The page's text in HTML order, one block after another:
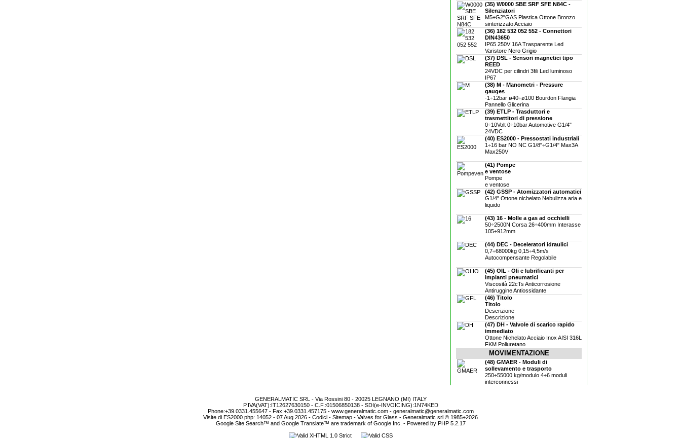
(35) W0000 SBE SRF SFE N84C -
Silenziatori
M5÷G2"GAS Plastica Ottone Bronzo
sinterizzato Acciaio
(36) 182 532 052 552 - Connettori
DIN43650
IP65 250V 16A Trasparente Led
Varistore Nero Grigio
(37) DSL - Sensori magnetici tipo
REED
24VDC per cilindri 3fili Led luminoso
IP67
(38) M - Manometri - Pressure
gauges
-1÷12bar ø40÷ø100 Bourdon Flangia
Pannello Glicerina
(39) ETLP - Trasduttori e
trasmettitori di pressione
0÷10Volt 0÷10bar Automotive G1/4"
24VDC
(40) ES2000 - Pressostati industriali
1÷16 bar NO NC G1/8"÷G1/4" Max3A
Max250V
(41) Pompe
e ventose
Pompe
e ventose
(42) GSSP - Atomizzatori automatici
G1/4" Ottone nichelato Nebulizza aria e
liquido
(43) 16 - Molle a gas ad occhielli
50÷2500N Corsa 26÷400mm Interasse
105÷912mm
(44) DEC - Deceleratori idraulici
0,7÷68000kg 0,15÷4,5m/s
Autocompensante Regolabile
(45) OIL - Oli e lubrificanti per
impianti pneumatici
Viscosità 22cTs Anticorrosione
Antiruggine Antiossidante
(46) Titolo
Titolo
Descrizione
Descrizione
(47) DH - Valvole di scarico rapido
immediato
Ottone Nichelato Acciaio Inox AISI 316L
FKM Poliuretano
MOVIMENTAZIONE
(48) GMAER - Moduli di
sollevamento e trasporto
250÷55000 kg/modulo 4÷6 moduli
interconnessi
GENERALMATIC SRL - Via Rossini 80 - 20025 LEGNANO (MI) ITALY
P.IVA(VAT):IT12627630150 - C.F.:01506850138 - SDI(e-INVOICING):1N74KED
Phone:+39.0331.455647 - Fax:+39.0331.457175 - www.generalmatic.com- generalmatic@generalmatic.com
Visite di ES2000.php: 14052 - 07 Aug 2026 - Codici - Sitemap - Valves for Glass - Generalmatic srl © 1985÷2026
Google Site Search™ and Google Translate™ are trademark of Google Inc. - Powered by PHP 5.2.17